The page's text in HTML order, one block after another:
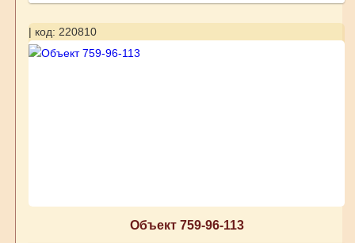
| код: 220810
Объект 759-96-113